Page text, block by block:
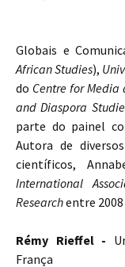
Globais e
African Studies),
do Centre for
and Diaspora
parte do painel
Autora de
científicos,
International
Researchentre 2008
Rémy Rieffel -
França